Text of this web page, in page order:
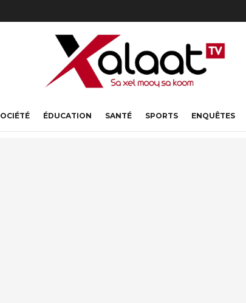
ÉDUCATION SANTÉ SPORTS ENQUÊTES